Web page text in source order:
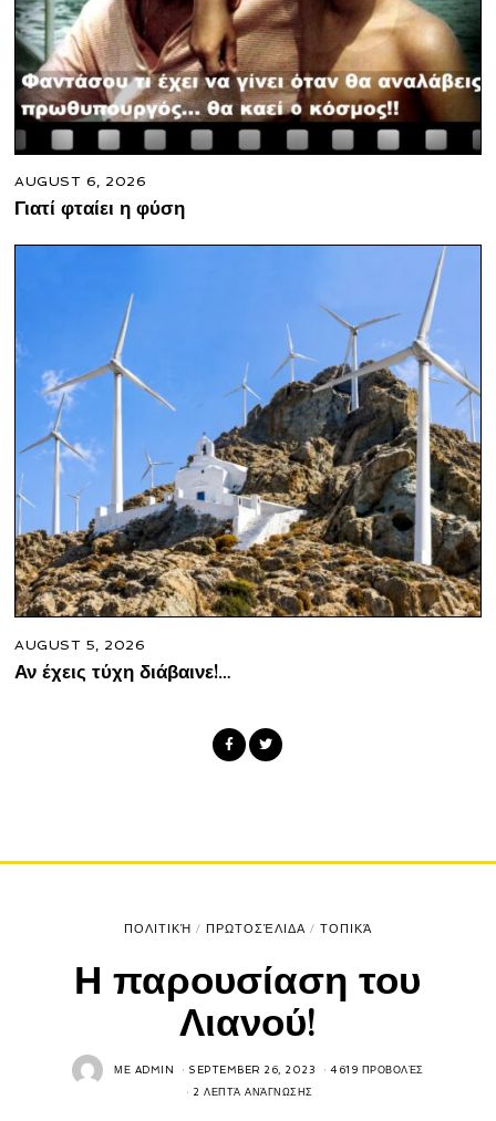
AUGUST 6, 2026
Γιατί φταίει η φύση
AUGUST 5, 2026
Αν έχεις τύχη διάβαινε!…
ΠΟΛΙΤΙΚΉ / ΠΡΩΤΟΣΈΛΙΔΑ / ΤΟΠΙΚΆ
Η παρουσίαση του
Λιανού!
ΜΕ ADMIN SEPTEMBER 26, 2023 4619 ΠΡΟΒΟΛΈΣ
2 ΛΕΠΤΆ ΑΝΆΓΝΩΣΗΣ